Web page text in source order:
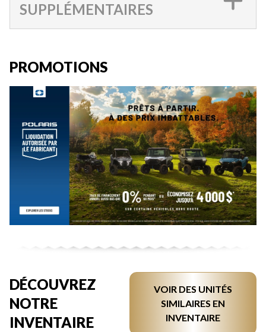
SUPPLÉMENTAIRES
PROMOTIONS
DÉCOUVREZ
NOTRE
INVENTAIRE
VOIR DES UNITÉS
SIMILAIRES EN
INVENTAIRE